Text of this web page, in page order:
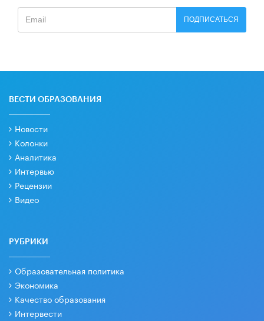
ПОДПИСАТЬСЯ
ВЕСТИ ОБРАЗОВАНИЯ
Новости
Колонки
Аналитика
Интервью
Рецензии
Видео
РУБРИКИ
Образовательная политика
Экономика
Качество образования
Интервести